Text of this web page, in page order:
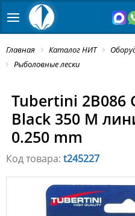
Главная Каталог НИТ
Рыболовные лески
Tubertini 2B086
Black 350 M
0.250 mm
Код товара: t245227